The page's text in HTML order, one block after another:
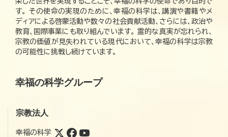
す。 その使命の実現のために、幸福の科学は、講演や書籍やメ
ディアによる啓蒙活動や数々の社会貢献活動、さらには、政治や
教育、国際事業にも取り組んでいます。 霊的な真実が忘れられ、
宗教の価値が見失われている現代において、幸福の科学は宗教
の可能性に挑戦し続けています。
幸福の科学グループ
宗教法人
幸福の科学